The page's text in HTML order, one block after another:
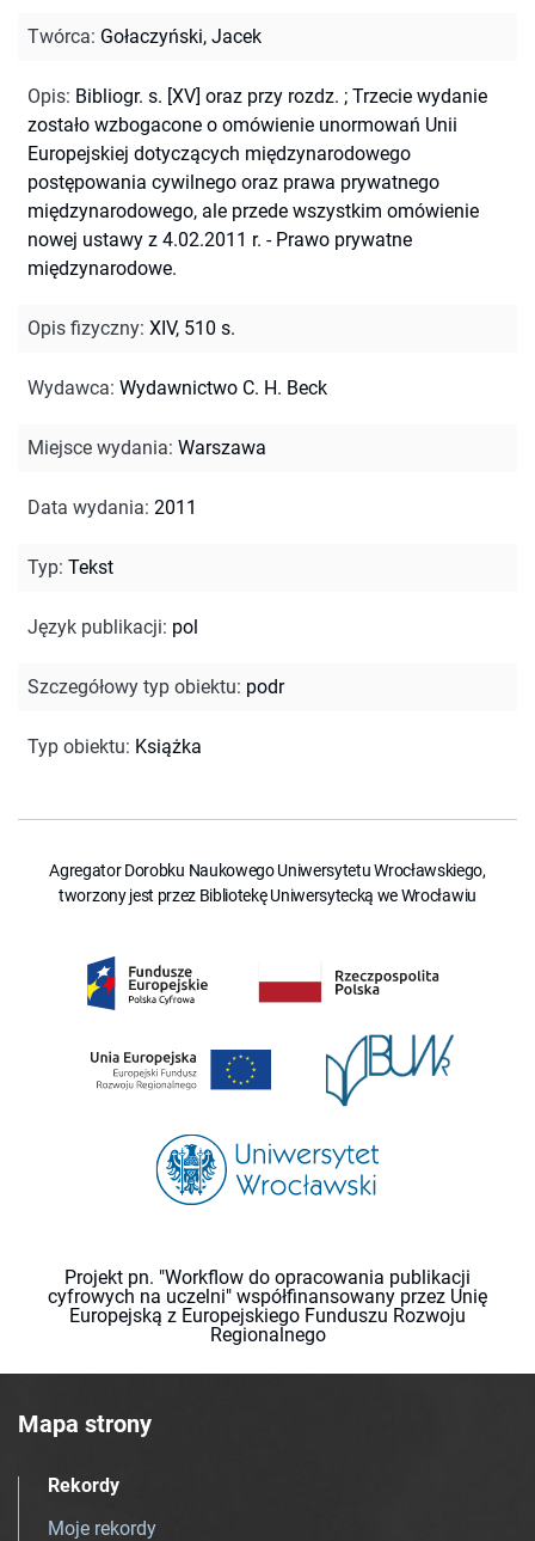
Twórca: Gołaczyński, Jacek
Opis: Bibliogr. s. [XV] oraz przy rozdz. ; Trzecie wydanie
zostało wzbogacone o omówienie unormowań Unii
Europejskiej dotyczących międzynarodowego
postępowania cywilnego oraz prawa prywatnego
międzynarodowego, ale przede wszystkim omówienie
nowej ustawy z 4.02.2011 r. - Prawo prywatne
międzynarodowe.
Opis fizyczny: XIV, 510 s.
Wydawca: Wydawnictwo C. H. Beck
Miejsce wydania: Warszawa
Data wydania: 2011
Typ: Tekst
Język publikacji: pol
Szczegółowy typ obiektu: podr
Typ obiektu: Książka
Agregator Dorobku Naukowego Uniwersytetu Wrocławskiego,
tworzony jest przez Bibliotekę Uniwersytecką we Wrocławiu
Projekt pn. "Workflow do opracowania publikacji
cyfrowych na uczelni" współfinansowany przez Unię
Europejską z Europejskiego Funduszu Rozwoju
Regionalnego
Mapa strony
Rekordy
Moje rekordy